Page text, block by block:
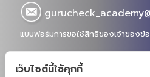
แบบฟอร์มการขอใช้สิทธิของเจ้าของข้
เว็บไซต์นี้ใช้คุกกี้